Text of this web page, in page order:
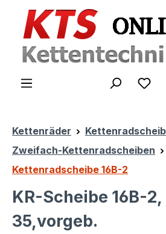
Zum Hauptinhalt springen
Kettenräder
Zweifach-Kettenradscheiben
Kettenradscheibe 16B-2
KR-Scheibe 16B-2,
35,vorgeb.